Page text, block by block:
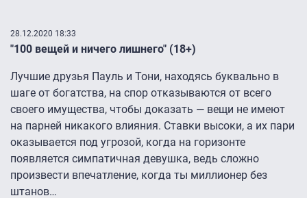
28.12.2020 18:33
"100 вещей и ничего лишнего" (18+)
Лучшие друзья Пауль и Тони, находясь буквально в
шаге от богатства, на спор отказываются от всего
своего имущества, чтобы доказать — вещи не имеют
на парней никакого влияния. Ставки высоки, а их пари
оказывается под угрозой, когда на горизонте
появляется симпатичная девушка, ведь сложно
произвести впечатление, когда ты миллионер без
штанов…